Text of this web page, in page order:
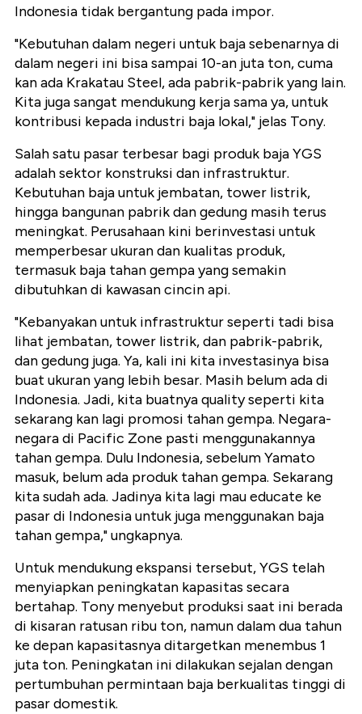
Indonesia tidak bergantung pada impor.
"Kebutuhan dalam negeri untuk baja sebenarnya di
dalam negeri ini bisa sampai 10-an juta ton, cuma
kan ada Krakatau Steel, ada pabrik-pabrik yang lain.
Kita juga sangat mendukung kerja sama ya, untuk
kontribusi kepada industri baja lokal," jelas Tony.
Salah satu pasar terbesar bagi produk baja YGS
adalah sektor konstruksi dan infrastruktur.
Kebutuhan baja untuk jembatan, tower listrik,
hingga bangunan pabrik dan gedung masih terus
meningkat. Perusahaan kini berinvestasi untuk
memperbesar ukuran dan kualitas produk,
termasuk baja tahan gempa yang semakin
dibutuhkan di kawasan cincin api.
"Kebanyakan untuk infrastruktur seperti tadi bisa
lihat jembatan, tower listrik, dan pabrik-pabrik,
dan gedung juga. Ya, kali ini kita investasinya bisa
buat ukuran yang lebih besar. Masih belum ada di
Indonesia. Jadi, kita buatnya quality seperti kita
sekarang kan lagi promosi tahan gempa. Negara-
negara di Pacific Zone pasti menggunakannya
tahan gempa. Dulu Indonesia, sebelum Yamato
masuk, belum ada produk tahan gempa. Sekarang
kita sudah ada. Jadinya kita lagi mau educate ke
pasar di Indonesia untuk juga menggunakan baja
tahan gempa," ungkapnya.
Untuk mendukung ekspansi tersebut, YGS telah
menyiapkan peningkatan kapasitas secara
bertahap. Tony menyebut produksi saat ini berada
di kisaran ratusan ribu ton, namun dalam dua tahun
ke depan kapasitasnya ditargetkan menembus 1
juta ton. Peningkatan ini dilakukan sejalan dengan
pertumbuhan permintaan baja berkualitas tinggi di
pasar domestik.